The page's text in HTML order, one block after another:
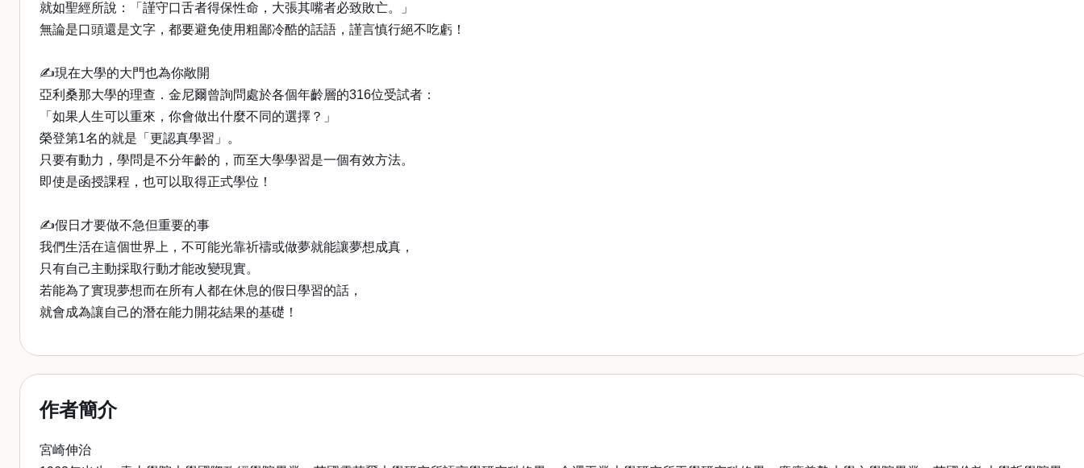
就如聖經所說：「謹守口舌者得保性命，大張其嘴者必致敗亡。」
無論是口頭還是文字，都要避免使用粗鄙冷酷的話語，謹言慎行絕不吃虧！
✍現在大學的大門也為你敞開
亞利桑那大學的理查．金尼爾曾詢問處於各個年齡層的316位受試者：
「如果人生可以重來，你會做出什麼不同的選擇？」
榮登第1名的就是「更認真學習」。
只要有動力，學問是不分年齡的，而至大學學習是一個有效方法。
即使是函授課程，也可以取得正式學位！
✍假日才要做不急但重要的事
我們生活在這個世界上，不可能光靠祈禱或做夢就能讓夢想成真，
只有自己主動採取行動才能改變現實。
若能為了實現夢想而在所有人都在休息的假日學習的話，
就會成為讓自己的潛在能力開花結果的基礎！
作者簡介
宮崎伸治